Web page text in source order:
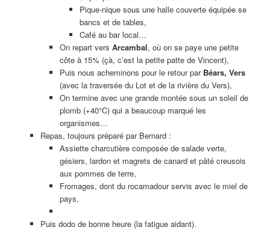
Pique-nique sous une halle couverte équipée se
bancs et de tables,
Café au bar local…
On repart versArcambal, où on se paye une petite
côte à 15% (çà, c’est la petite patte de Vincent),
Puis nous acheminons pour le retour par Béars, Vers
(avec la traversée du Lot et de la rivière du Vers),
On termine avec une grande montée sous un soleil de
plomb (+40°C) qui a beaucoup marqué les
organismes…
Repas, toujours préparé par Bernard :
Assiette charcutière composée de salade verte,
gésiers, lardon et magrets de canard et pâté creusois
aux pommes de terre,
Fromages, dont du rocamadour servis avec le miel de
pays,
Puis dodo de bonne heure (la fatigue aidant).